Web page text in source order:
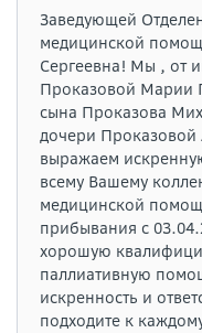
Заведующей
медицинской
Сергеевна! Мы , от
Проказовой Марии
сына Проказова
дочери
выражаем
всему Вашему
медицинской
прибывания с
хорошую
паллиативную
искренность и
подходите к